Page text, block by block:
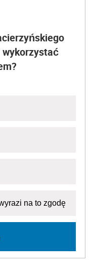
na to zgodę